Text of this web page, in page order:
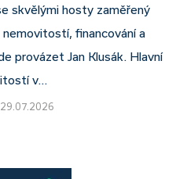
skvělými hosty zaměřený
financování a
provázet Jan Klusák. Hlavní
v…